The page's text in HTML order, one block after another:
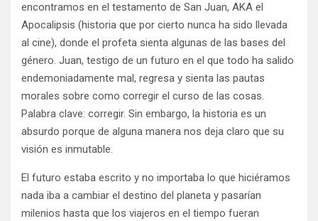
encontramos en el testamento de San Juan, AKA el
Apocalipsis (historia que por cierto nunca ha sido llevada
al cine), donde el profeta sienta algunas de las bases del
género. Juan, testigo de un futuro en el que todo ha salido
endemoniadamente mal, regresa y sienta las pautas
morales sobre como corregir el curso de las cosas.
Palabra clave: corregir. Sin embargo, la historia es un
absurdo porque de alguna manera nos deja claro que su
visión es inmutable.
El futuro estaba escrito y no importaba lo que hiciéramos
nada iba a cambiar el destino del planeta y pasarían
milenios hasta que los viajeros en el tiempo fueran